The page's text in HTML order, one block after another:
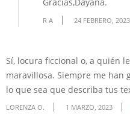
Gracias,Dayana.
R A 24 FEBRERO, 2023
Sí, locura ficcional o, a quién
maravillosa. Siempre me han
lo que sea que describa tus
LORENZA O. 1 MARZO, 2023